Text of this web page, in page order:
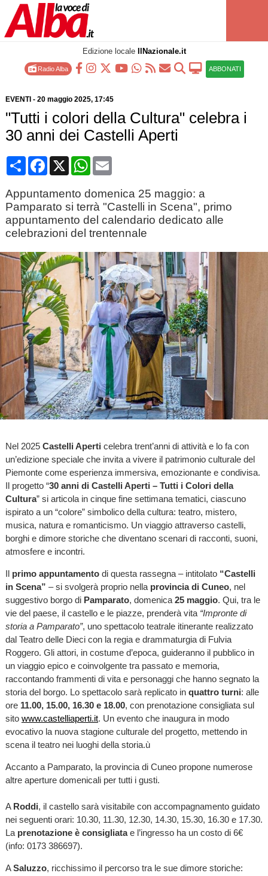
Edizione locale IlNazionale.it
Radio Alba ABBONATI
EVENTI - 20 maggio 2025, 17:45
"Tutti i colori della Cultura" celebra i
30 anni dei Castelli Aperti
CondividiFacebook
X WhatsApp
Email
Appuntamento domenica 25 maggio: a
Pamparato si terrà "Castelli in Scena", primo
appuntamento del calendario dedicato alle
celebrazioni del trentennale
Nel 2025 Castelli Aperti celebra trent’anni di attività e lo fa con
un’edizione speciale che invita a vivere il patrimonio culturale del
Piemonte come esperienza immersiva, emozionante e condivisa.
Il progetto “30 anni di Castelli Aperti – Tutti i Colori della
Cultura” si articola in cinque fine settimana tematici, ciascuno
ispirato a un “colore” simbolico della cultura: teatro, mistero,
musica, natura e romanticismo. Un viaggio attraverso castelli,
borghi e dimore storiche che diventano scenari di racconti, suoni,
atmosfere e incontri.
Il primo appuntamentodi questa rassegna – intitolato “Castelli
in Scena” – si svolgerà proprio nella provincia di Cuneo, nel
suggestivo borgo di Pamparato, domenica 25 maggio. Qui, tra le
vie del paese, il castello e le piazze, prenderà vita “Impronte di
storia a Pamparato”, uno spettacolo teatrale itinerante realizzato
dal Teatro delle Dieci con la regia e drammaturgia di Fulvia
Roggero. Gli attori, in costume d’epoca, guideranno il pubblico in
un viaggio epico e coinvolgente tra passato e memoria,
raccontando frammenti di vita e personaggi che hanno segnato la
storia del borgo. Lo spettacolo sarà replicato in quattro turni: alle
ore 11.00, 15.00, 16.30 e 18.00, con prenotazione consigliata sul
sito www.castelliaperti.it. Un evento che inaugura in modo
evocativo la nuova stagione culturale del progetto, mettendo in
scena il teatro nei luoghi della storia.ù
Accanto a Pamparato, la provincia di Cuneo propone numerose
altre aperture domenicali per tutti i gusti.
A Roddi, il castello sarà visitabile con accompagnamento guidato
nei seguenti orari: 10.30, 11.30, 12.30, 14.30, 15.30, 16.30 e 17.30.
La prenotazione è consigliatae l’ingresso ha un costo di 6€
(info: 0173 386697).
ASaluzzo, ricchissimo il percorso tra le sue dimore storiche: